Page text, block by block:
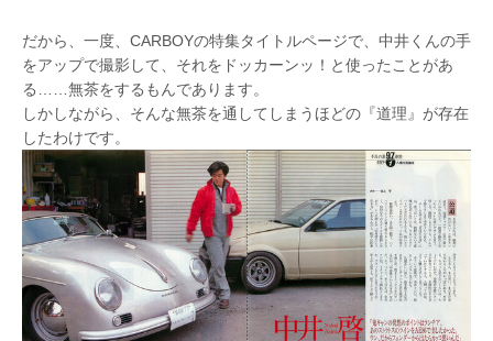
だから、一度、CARBOYの特集タイトルページで、中井くんの手
をアップで撮影して、それをドッカーンッ！と使ったことがあ
る……無茶をするもんであります。
しかしながら、そんな無茶を通してしまうほどの『道理』が存在
したわけです。